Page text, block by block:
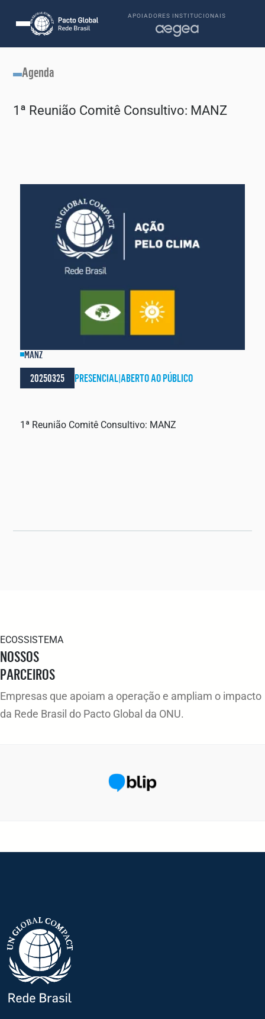
APOIADORES INSTITUCIONAIS
Agenda
1ª Reunião Comitê Consultivo: MANZ
MANZ
20250325 PRESENCIAL|ABERTO AO PÚBLICO
1ª Reunião Comitê Consultivo: MANZ
ECOSSISTEMA
NOSSOS
PARCEIROS
Empresas que apoiam a operação e ampliam o impacto
da Rede Brasil do Pacto Global da ONU.